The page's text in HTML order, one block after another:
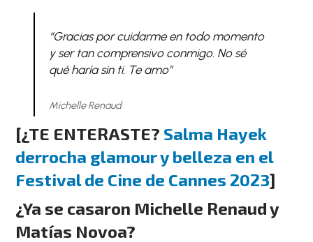
“Gracias por cuidarme en todo momento
y ser tan comprensivo conmigo. No sé
qué haría sin ti. Te amo”
Michelle Renaud
[¿TE ENTERASTE? Salma Hayek
derrocha glamour y belleza en el
Festival de Cine de Cannes 2023]
¿Ya se casaron Michelle Renaud y
Matías Novoa?